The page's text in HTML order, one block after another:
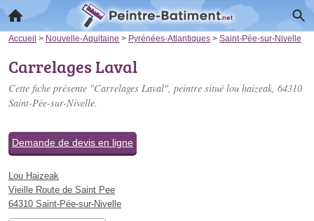
Accueil > Nouvelle-Aquitaine > Pyrénées-Atlantiques > Saint-Pée-sur-Nivelle
Carrelages Laval
Cette fiche présente "Carrelages Laval", peintre situé lou haizeak, 64310
Saint-Pée-sur-Nivelle.
Demande de devis en ligne
Lou Haizeak
Vieille Route de Saint Pee
64310 Saint-Pée-sur-Nivelle